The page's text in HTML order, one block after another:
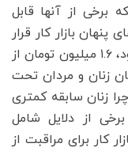
برخی از آنها قابل
بازار کار قرار
دارند. به عنوان مثال، طبق داده‌های موجود، ۱.۶ میلیون تومان از
زنان و مردان تحت
زنان سابقه کمتری
از دلایل شامل
کار برای مراقبت از